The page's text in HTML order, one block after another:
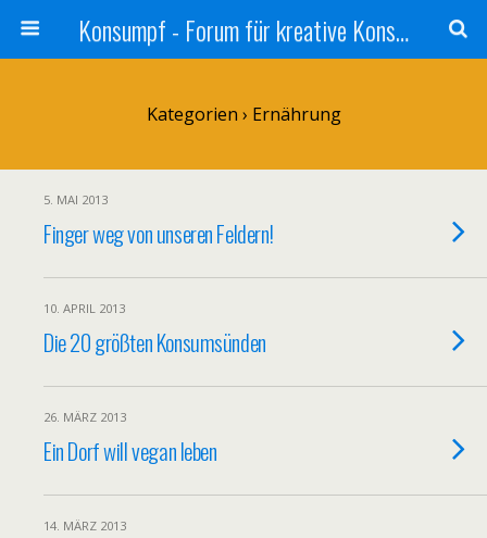
Konsumpf - Forum für kreative Konsumkritik - Culture Jamming, Nachhaltigkeit, Konzernkritik, Adbusting
Kategorien › Ernährung
5. MAI 2013
Finger weg von unseren Feldern!
10. APRIL 2013
Die 20 größten Konsumsünden
26. MÄRZ 2013
Ein Dorf will vegan leben
14. MÄRZ 2013